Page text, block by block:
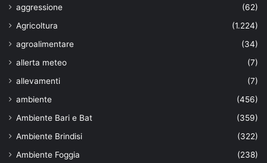
aggressione
(62)
Agricoltura
(1.224)
agroalimentare
(34)
allerta meteo
(7)
allevamenti
(7)
ambiente
(456)
Ambiente Bari e Bat
(359)
Ambiente Brindisi
(322)
Ambiente Foggia
(238)